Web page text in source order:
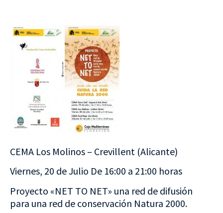
CEMA Los Molinos – Crevillent (Alicante)
Viernes, 20 de Julio De 16:00 a 21:00 horas
Proyecto «NET TO NET» una red de difusión
para una red de conservación Natura 2000.